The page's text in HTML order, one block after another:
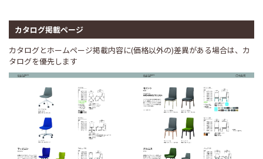
カタログ掲載ページ
カタログとホームページ掲載内容に(価格以外の)差異がある場合は、カ
タログを優先します